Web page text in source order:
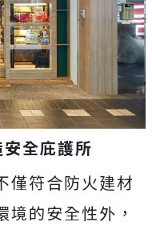
全庇護所
僅符合防火建材
的安全性外，